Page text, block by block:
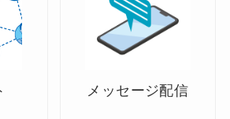
メッセージ配信